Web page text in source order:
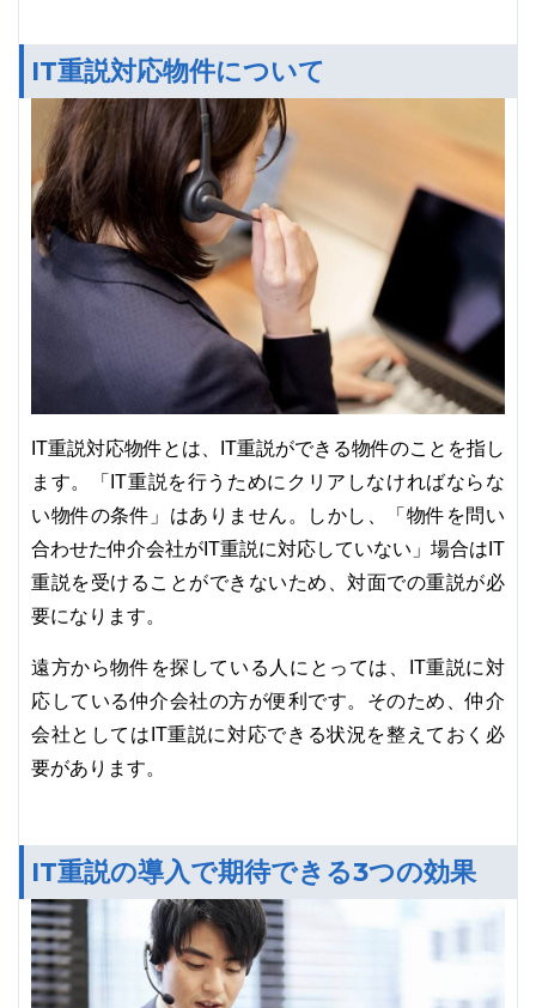
IT重説対応物件について
IT重説対応物件とは、IT重説ができる物件のことを指し
ます。「IT重説を行うためにクリアしなければならな
い物件の条件」はありません。しかし、「物件を問い
合わせた仲介会社がIT重説に対応していない」場合はIT
重説を受けることができないため、対面での重説が必
要になります。
遠方から物件を探している人にとっては、IT重説に対
応している仲介会社の方が便利です。そのため、仲介
会社としてはIT重説に対応できる状況を整えておく必
要があります。
IT重説の導入で期待できる3つの効果